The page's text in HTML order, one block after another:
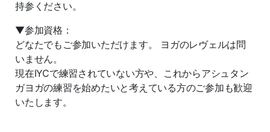
持参ください。
▼参加資格：
どなたでもご参加いただけます。 ヨガのレヴェルは問
いません。
現在IYCで練習されていない方や、これからアシュタン
ガヨガの練習を始めたいと考えている方のご参加も歓迎
いたします。